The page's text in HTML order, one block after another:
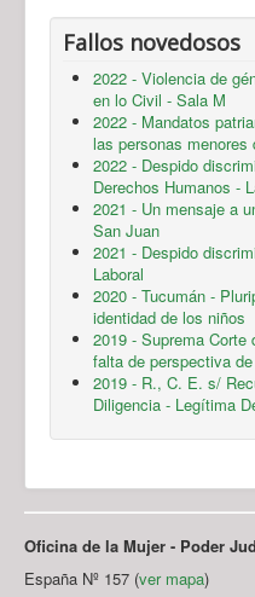
Fallos novedosos
2022 - Violencia de
en lo Civil - Sala M
2022 - Mandatos
las personas menores
2022 - Despido
Derechos Humanos -
2021 - Un mensaje a
San Juan
2021 - Despido
Laboral
2020 - Tucumán -
identidad de los niños
2019 - Suprema Corte
falta de perspectiva
2019 - R., C. E. s/
Diligencia - Legítima
Oficina de la Mujer - Poder
España Nº 157 (ver mapa)